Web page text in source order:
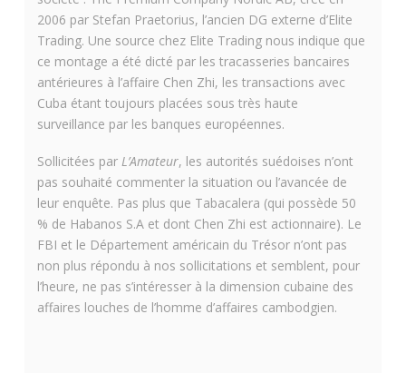
2006 par Stefan Praetorius, l’ancien DG externe d’Elite
Trading. Une source chez Elite Trading nous indique que
ce montage a été dicté par les tracasseries bancaires
antérieures à l’affaire Chen Zhi, les transactions avec
Cuba étant toujours placées sous très haute
surveillance par les banques européennes.
Sollicitées par L’Amateur, les autorités suédoises n’ont
pas souhaité commenter la situation ou l’avancée de
leur enquête. Pas plus que Tabacalera (qui possède 50
% de Habanos S.A et dont Chen Zhi est actionnaire). Le
FBI et le Département américain du Trésor n’ont pas
non plus répondu à nos sollicitations et semblent, pour
l’heure, ne pas s’intéresser à la dimension cubaine des
affaires louches de l’homme d’affaires cambodgien.